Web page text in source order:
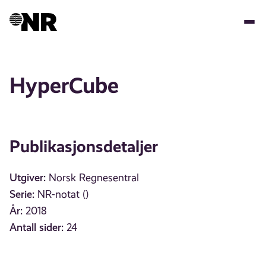
HyperCube
Publikasjonsdetaljer
Utgiver: Norsk Regnesentral
Serie: NR-notat ()
År: 2018
Antall sider: 24